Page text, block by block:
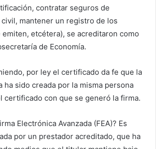
contratar seguros de
mantener un registro de los
etcétera), se acreditaron como
de Economía.
por ley el certificado da fe que la
ha sido creada por la misma persona
certificado con que se generó la firma.
Electrónica Avanzada (FEA)? Es
por un prestador acreditado, que ha